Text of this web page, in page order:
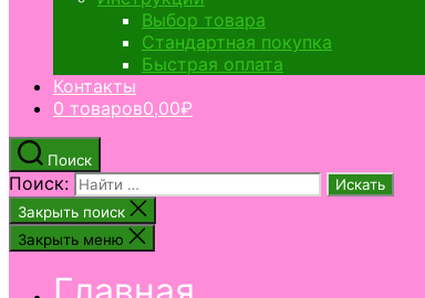
Выбор товара
Стандартная покупка
Быстрая оплата
Контакты
0 товаров0,00₽
Поиск
Поиск:
Закрыть поиск
Закрыть меню